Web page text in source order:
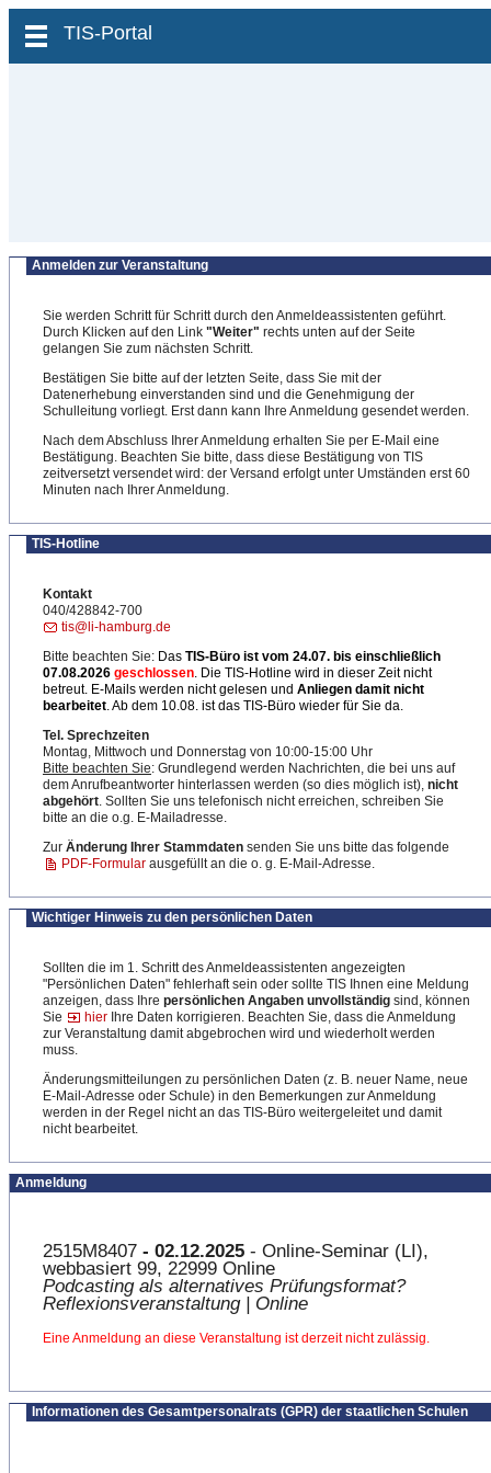
zum Inhalt wechseln
TIS-Portal
Anmelden zur Veranstaltung
Sie werden Schritt für Schritt durch den Anmeldeassistenten geführt.
Durch Klicken auf den Link "Weiter" rechts unten auf der Seite
gelangen Sie zum nächsten Schritt.
Bestätigen Sie bitte auf der letzten Seite, dass Sie mit der
Datenerhebung einverstanden sind und die Genehmigung der
Schulleitung vorliegt. Erst dann kann Ihre Anmeldung gesendet werden.
Nach dem Abschluss Ihrer Anmeldung erhalten Sie per E-Mail eine
Bestätigung. Beachten Sie bitte, dass diese Bestätigung von TIS
zeitversetzt versendet wird: der Versand erfolgt unter Umständen erst 60
Minuten nach Ihrer Anmeldung.
TIS-Hotline
Kontakt
040/428842-700
tis@li-hamburg.de
Bitte beachten Sie: Das TIS-Büro ist vom 24.07. bis einschließlich
07.08.2026 geschlossen. Die TIS-Hotline wird in dieser Zeit nicht
betreut. E-Mails werden nicht gelesen und Anliegen damit nicht
bearbeitet. Ab dem 10.08. ist das TIS-Büro wieder für Sie da.
Tel. Sprechzeiten
Montag, Mittwoch und Donnerstag von 10:00-15:00 Uhr
Bitte beachten Sie: Grundlegend werden Nachrichten, die bei uns auf
dem Anrufbeantworter hinterlassen werden (so dies möglich ist), nicht
abgehört. Sollten Sie uns telefonisch nicht erreichen, schreiben Sie
bitte an die o.g. E-Mailadresse.
Zur Änderung Ihrer Stammdaten senden Sie uns bitte das folgende
PDF-Formular ausgefüllt an die o. g. E-Mail-Adresse.
Wichtiger Hinweis zu den persönlichen Daten
Sollten die im 1. Schritt des Anmeldeassistenten angezeigten
"Persönlichen Daten" fehlerhaft sein oder sollte TIS Ihnen eine Meldung
anzeigen, dass Ihre persönlichen Angaben unvollständig sind, können
Sie
hier Ihre Daten korrigieren. Beachten Sie, dass die Anmeldung
zur Veranstaltung damit abgebrochen wird und wiederholt werden
muss.
Änderungsmitteilungen zu persönlichen Daten (z. B. neuer Name, neue
E-Mail-Adresse oder Schule) in den Bemerkungen zur Anmeldung
werden in der Regel nicht an das TIS-Büro weitergeleitet und damit
nicht bearbeitet.
Anmeldung
2515M8407 - 02.12.2025 - Online-Seminar (LI),
webbasiert 99, 22999 Online
Podcasting als alternatives Prüfungsformat?
Reflexionsveranstaltung | Online
Eine Anmeldung an diese Veranstaltung ist derzeit nicht zulässig.
Informationen des Gesamtpersonalrats (GPR) der staatlichen Schulen